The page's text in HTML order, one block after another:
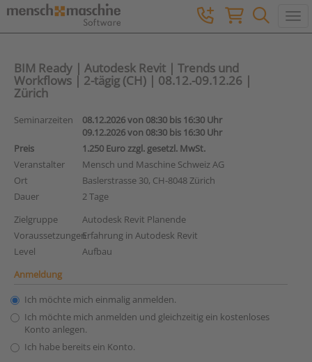
BIM Ready | Autodesk Revit | Trends und
Workflows | 2-tägig (CH) | 08.12.-09.12.26 |
Zürich
Seminarzeiten
08.12.2026 von 08:30 bis 16:30 Uhr
09.12.2026 von 08:30 bis 16:30 Uhr
Preis
1.250 Euro zzgl. gesetzl. MwSt.
Veranstalter
Mensch und Maschine Schweiz AG
Ort
Baslerstrasse 30, CH-8048 Zürich
Dauer
2 Tage
Zielgruppe
Autodesk Revit Planende
VoraussetzungenErfahrung in Autodesk Revit
Level
Aufbau
Anmeldung
Ich möchte mich einmalig anmelden.
Ich möchte mich anmelden und gleichzeitig ein kostenloses
Konto anlegen.
Ich habe bereits ein Konto.